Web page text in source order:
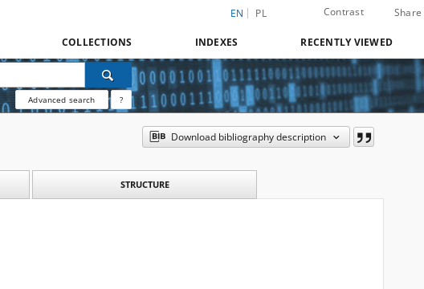
EN PL Contrast Share
COLLECTIONS INDEXES RECENTLY VIEWED
Advanced search ?
Download bibliography description
STRUCTURE